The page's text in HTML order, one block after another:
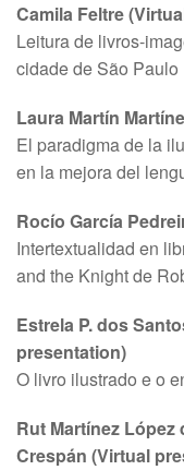
Camila Feltre
Leitura de livros-
cidade de São Paulo
Laura Martín
El paradigma de la
en la mejora del
Rocío García
Intertextualidad en
and the Knight de
Estrela P. dos
presentation)
O livro ilustrado e o
Rut Martínez López
Crespán (Virtual